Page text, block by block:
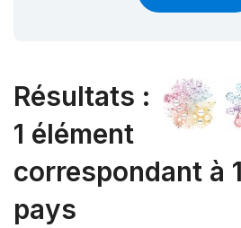
Résultats :
1 élément
correspondant à
pays